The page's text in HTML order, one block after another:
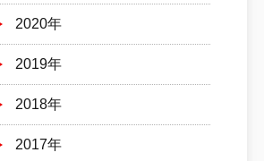
2020年
2019年
2018年
2017年